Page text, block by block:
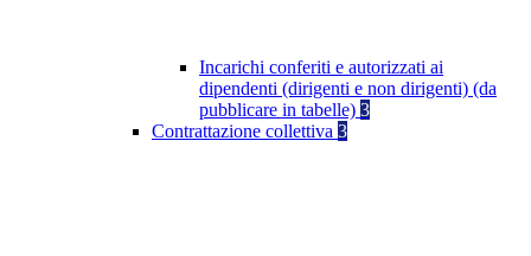
Incarichi conferiti e autorizzati ai
dipendenti (dirigenti e non dirigenti) (da
pubblicare in tabelle) 3
Contrattazione collettiva 3